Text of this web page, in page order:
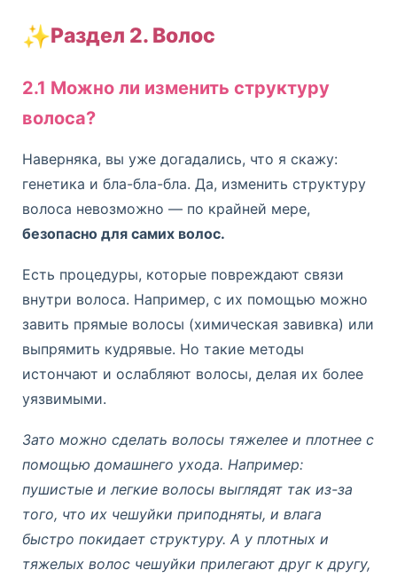
✨Раздел 2. Волос
2.1 Можно ли изменить структуру
волоса?
Наверняка, вы уже догадались, что я скажу:
генетика и бла-бла-бла. Да, изменить структуру
волоса невозможно — по крайней мере,
безопасно для самих волос.
Есть процедуры, которые повреждают связи
внутри волоса. Например, с их помощью можно
завить прямые волосы (химическая завивка) или
выпрямить кудрявые. Но такие методы
истончают и ослабляют волосы, делая их более
уязвимыми.
Зато можно сделать волосы тяжелее и плотнее с
помощью домашнего ухода. Например:
пушистые и легкие волосы выглядят так из-за
того, что их чешуйки приподняты, и влага
быстро покидает структуру. А у плотных и
тяжелых волос чешуйки прилегают друг к другу,